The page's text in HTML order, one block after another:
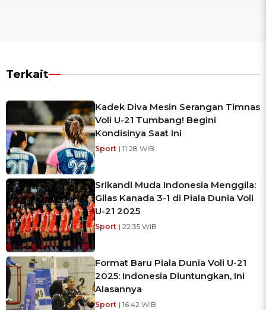
Terkait
Kadek Diva Mesin Serangan Timnas
Voli U-21 Tumbang! Begini
Kondisinya Saat Ini
Sport | 11:28 WIB
Srikandi Muda Indonesia Menggila:
Gilas Kanada 3-1 di Piala Dunia Voli
U-21 2025
Sport | 22:35 WIB
Format Baru Piala Dunia Voli U-21
2025: Indonesia Diuntungkan, Ini
Alasannya
Sport | 16:42 WIB